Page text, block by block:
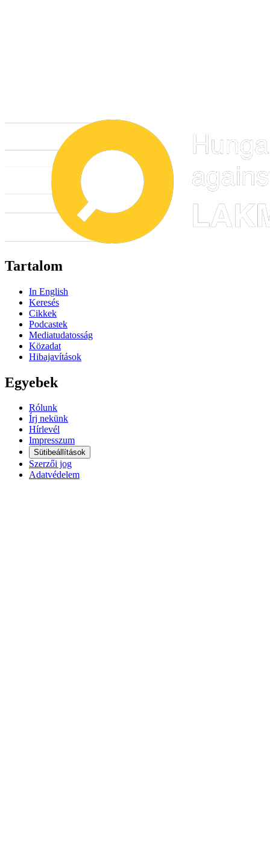
Tartalom
In English
Keresés
Cikkek
Podcastek
Mediatudatosság
Közadat
Hibajavítások
Egyebek
Rólunk
Írj nekünk
Hírlevél
Impresszum
Sütibeállítások
Szerzői jog
Adatvédelem